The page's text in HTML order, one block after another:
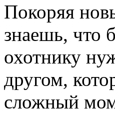
Покоряя
знаешь, что
охотнику
другом,
сложный